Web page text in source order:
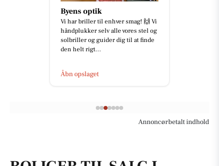
Byens optik
Vi har briller til enhver smag! 🙌 Vi
håndplukker selv alle vores stel og
solbriller og guider dig til at finde
den helt rigt...
Åbn opslaget
Annoncørbetalt indhold